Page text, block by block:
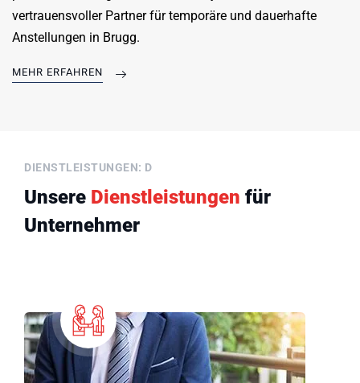
vertrauensvoller Partner für temporäre und dauerhafte
Anstellungen in Brugg.
MEHR ERFAHREN
DIENSTLEISTUNGEN: D
Unsere Dienstleistungen für
Unternehmer